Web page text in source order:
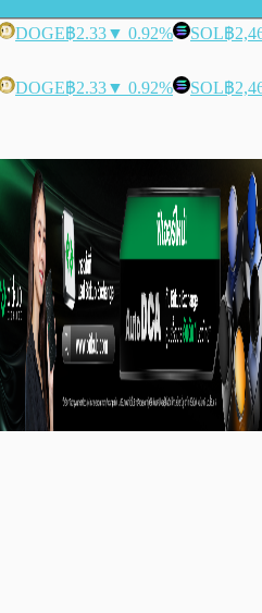
DOGE฿2.33▼ 0.92% SOL฿
DOGE฿2.33▼ 0.92% SOL฿